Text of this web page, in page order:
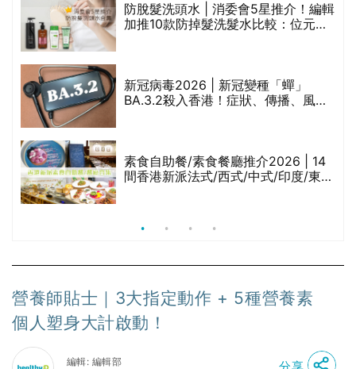
防脫髮洗頭水 | 消委會5星推介！編輯
加推10款防掉髮洗髮水比較：位元
新冠病毒2026 | 新冠變種「蟬」
BA.3.2殺入香港！症狀、傳播、風險
素食自助餐/素食餐廳推介2026 | 14
間香港新派法式/西式/中式/印度/東南
營養師貼士｜3大指定動作 + 5種營養素
個人塑身大計啟動！
編輯: 編輯部